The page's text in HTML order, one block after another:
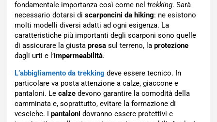
fondamentale importanza così come nel trekking. Sarà
necessario dotarsi di scarponcini da hiking: ne esistono
molti modelli diversi adatti ad ogni esigenza. La
caratteristiche più importanti degli scarponi sono quelle
di assicurare la giusta presa sul terreno, la protezione
dagli urti e l’impermeabilità.
L’abbigliamento da trekking deve essere tecnico. In
particolare va posta attenzione a calze, giaccone e
pantaloni. Le calze devono garantire la comodità della
camminata e, soprattutto, evitare la formazione di
vesciche. I pantaloni dovranno essere protettivi e